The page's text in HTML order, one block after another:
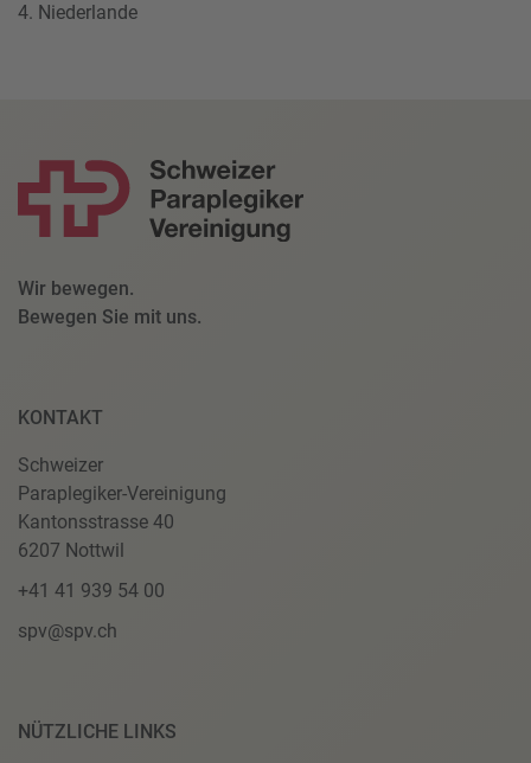
4. Niederlande
Wir bewegen.
Bewegen Sie mit uns.
KONTAKT
Schweizer
Paraplegiker-Vereinigung
Kantonsstrasse 40
6207 Nottwil
+41 41 939 54 00
spv@spv.ch
NÜTZLICHE LINKS